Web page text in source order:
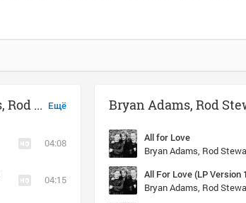
Ещё
Музыка похожая на Bryan Adams, Rod Stewart & Sting - All for Love
04:08
04:15
All for Love
All For Love (LP Version